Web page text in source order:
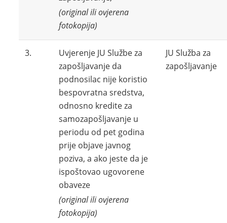
(original ili ovjerena
fotokopija)
3.
Uvjerenje JU Službe za
zapošljavanje da
podnosilac nije koristio
bespovratna sredstva,
odnosno kredite za
samozapošljavanje u
periodu od pet godina
prije objave javnog
poziva, a ako jeste da je
ispoštovao ugovorene
obaveze
(original ili ovjerena
fotokopija)
JU Služba za
zapošljavanje